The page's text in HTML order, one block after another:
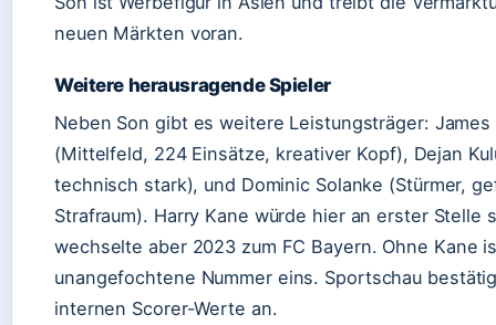
neuen Märkten voran.
Weitere herausragende Spieler
Neben Son gibt es weitere Leistungsträger:
(Mittelfeld, 224 Einsätze, kreativer Kopf), Dejan
technisch stark), und Dominic Solanke (Stürmer,
Strafraum). Harry Kane würde hier an erster Stelle
wechselte aber 2023 zum FC Bayern. Ohne Kane
unangefochtene Nummer eins. Sportschau
internen Scorer-Werte an.